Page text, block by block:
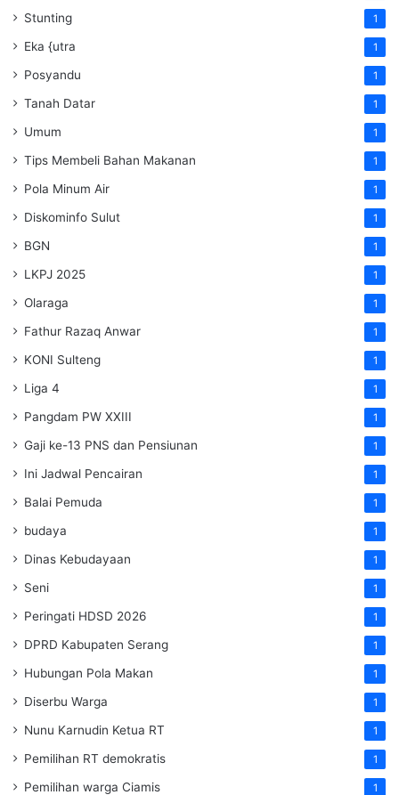
Stunting 1
Eka {utra 1
Posyandu 1
Tanah Datar 1
Umum 1
Tips Membeli Bahan Makanan 1
Pola Minum Air 1
Diskominfo Sulut 1
BGN 1
LKPJ 2025 1
Olaraga 1
Fathur Razaq Anwar 1
KONI Sulteng 1
Liga 4 1
Pangdam PW XXIII 1
Gaji ke-13 PNS dan Pensiunan 1
Ini Jadwal Pencairan 1
Balai Pemuda 1
budaya 1
Dinas Kebudayaan 1
Seni 1
Peringati HDSD 2026 1
DPRD Kabupaten Serang 1
Hubungan Pola Makan 1
Diserbu Warga 1
Nunu Karnudin Ketua RT 1
Pemilihan RT demokratis 1
Pemilihan warga Ciamis 1